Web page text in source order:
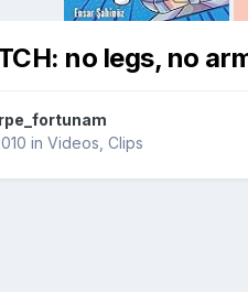
no legs, no
in Videos, Clips